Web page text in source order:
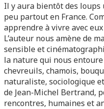
Il y aura bientôt des loups
peu partout en France.
apprendre à vivre avec eux
L’auteur nous amène de
sensible et
la nature qui nous
chevreuils, chamois,
naturaliste, sociologique
de Jean-Michel Bertrand,
rencontres, humaines et